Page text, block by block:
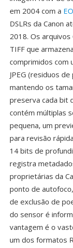
em 2004 com a
DSLRs da Canon
2018. Os arquivos
TIFF que
comprimidos com
JPEG (residuos
mantendo os
preserva cada bit
contém múltiplas
pequena, um
para revisão
14 bits de
registra
proprietárias da
ponto de
de exclusão de
do sensor é
vantagem é o
um dos formatos